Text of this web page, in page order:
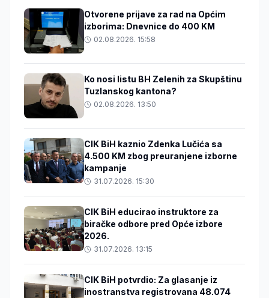
Otvorene prijave za rad na Općim
izborima: Dnevnice do 400 KM
02.08.2026. 15:58
Ko nosi listu BH Zelenih za Skupštinu
Tuzlanskog kantona?
02.08.2026. 13:50
CIK BiH kaznio Zdenka Lučića sa
4.500 KM zbog preuranjene izborne
kampanje
31.07.2026. 15:30
CIK BiH educirao instruktore za
biračke odbore pred Opće izbore
2026.
31.07.2026. 13:15
CIK BiH potvrdio: Za glasanje iz
inostranstva registrovana 48.074